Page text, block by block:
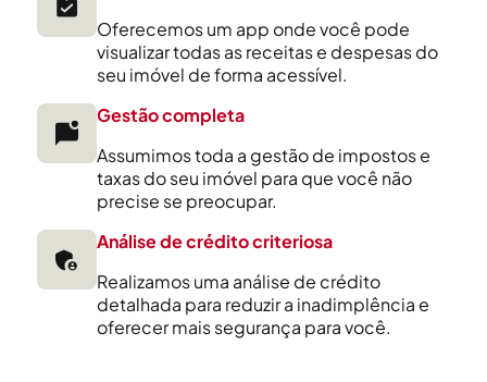
Oferecemos um app onde você pode
visualizar todas as receitas e despesas do
seu imóvel de forma acessível.
Gestão completa
Assumimos toda a gestão de impostos e
taxas do seu imóvel para que você não
precise se preocupar.
Análise de crédito criteriosa
Realizamos uma análise de crédito
detalhada para reduzir a inadimplência e
oferecer mais segurança para você.